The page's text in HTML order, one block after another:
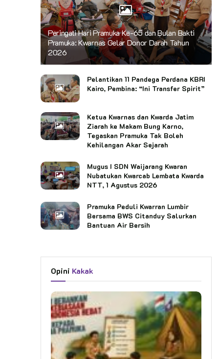
Peringati Hari Pramuka Ke-65 dan Bulan Bakti
Pramuka: Kwarnas Gelar Donor Darah Tahun
2026
Pelantikan 11 Pandega Perdana KBRI
Kairo, Pembina: “Ini Transfer Spirit”
Ketua Kwarnas dan Kwarda Jatim
Ziarah ke Makam Bung Karno,
Tegaskan Pramuka Tak Boleh
Kehilangan Akar Sejarah
Mugus I SDN Waijarang Kwaran
Nubatukan Kwarcab Lembata Kwarda
NTT, 1 Agustus 2026
Pramuka Peduli Kwarran Lumbir
Bersama BWS Citanduy Salurkan
Bantuan Air Bersih
Opini Kakak